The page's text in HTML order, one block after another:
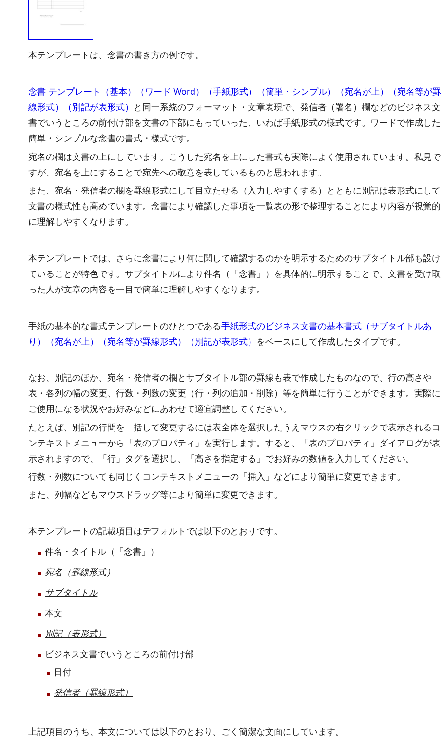
本テンプレートは、念書の書き方の例です。
念書 テンプレート（基本）（ワード Word）（手紙形式）（簡単・シンプル）（宛名が上）（宛名等が罫
線形式）（別記が表形式）
と同一系統のフォーマット・文章表現で、発信者（署名）欄などのビジネス文
書でいうところの前付け部を文書の下部にもっていった、いわば手紙形式の様式です。ワードで作成した
簡単・シンプルな念書の書式・様式です。
宛名の欄は文書の上にしています。こうした宛名を上にした書式も実際によく使用されています。私見で
すが、宛名を上にすることで宛先への敬意を表しているものと思われます。
また、宛名・発信者の欄を罫線形式にして目立たせる（入力しやすくする）とともに別記は表形式にして
文書の様式性も高めています。念書により確認した事項を一覧表の形で整理することにより内容が視覚的
に理解しやすくなります。
本テンプレートでは、さらに念書により何に関して確認するのかを明示するためのサブタイトル部も設け
ていることが特色です。サブタイトルにより件名（「念書」）を具体的に明示することで、文書を受け取
った人が文章の内容を一目で簡単に理解しやすくなります。
手紙の基本的な書式テンプレートのひとつである手紙形式のビジネス文書の基本書式（サブタイトルあ
り）（宛名が上）（宛名等が罫線形式）（別記が表形式） をベースにして作成したタイプです。
なお、別記のほか、宛名・発信者の欄とサブタイトル部の罫線も表で作成したものなので、行の高さや
表・各列の幅の変更、行数・列数の変更（行・列の追加・削除）等を簡単に行うことができます。実際に
ご使用になる状況やお好みなどにあわせて適宜調整してください。
たとえば、別記の行間を一括して変更するには表全体を選択したうえマウスの右クリックで表示されるコ
ンテキストメニューから「表のプロパティ」を実行します。すると、「表のプロパティ」ダイアログが表
示されますので、「行」タグを選択し、「高さを指定する」でお好みの数値を入力してください。
行数・列数についても同じくコンテキストメニューの「挿入」などにより簡単に変更できます。
また、列幅などもマウスドラッグ等により簡単に変更できます。
本テンプレートの記載項目はデフォルトでは以下のとおりです。
件名・タイトル（「念書」）
宛名（罫線形式）
サブタイトル
本文
別記（表形式）
ビジネス文書でいうところの前付け部
日付
発信者（罫線形式）
上記項目のうち、本文については以下のとおり、ごく簡潔な文面にしています。